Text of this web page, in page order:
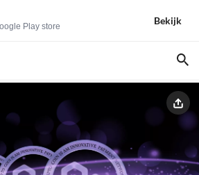
Play store
Bekijk